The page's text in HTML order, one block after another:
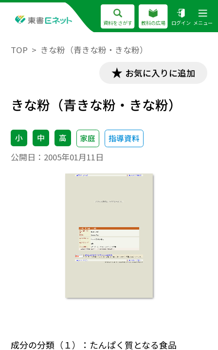
資料をさがす 教科の広場 ログイン メニュー
TOP きな粉（青きな粉・きな粉）
お気に入りに追加
きな粉（青きな粉・きな粉）
小 中 高 家庭 指導資料
公開日： 2005年01月11日
成分の分類（１）：たんぱく質となる食品